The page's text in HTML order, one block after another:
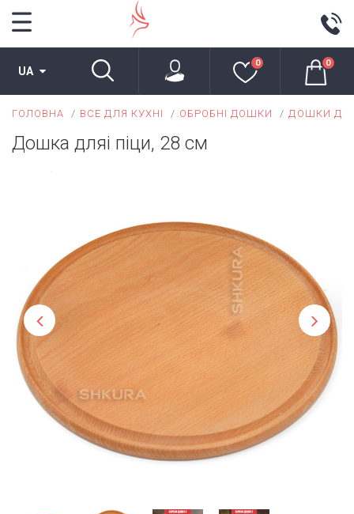
UA
0 0
ГОЛОВНА ВСЕ ДЛЯ КУХНІ ОБРОБНІ ДОШКИ ДОШКИ
Дошка дляі піци, 28 см